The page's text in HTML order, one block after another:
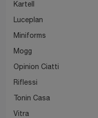
Kartell
Luceplan
Miniforms
Mogg
Opinion Ciatti
Riflessi
Tonin Casa
Vitra